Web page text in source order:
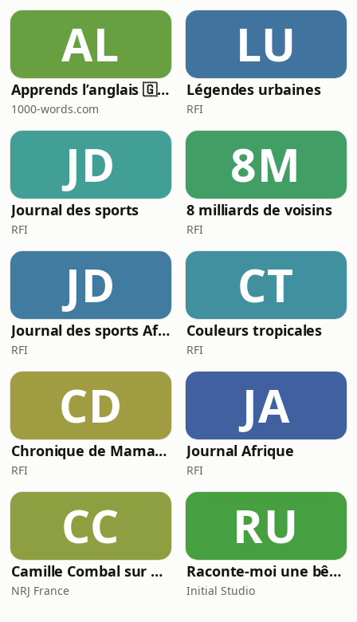
AL
Apprends l’anglais 🇬🇧 pendant ton sommeil 😴 1000 phrases pour débutants | avec 1000-words.com
1000-words.com
LU
Légendes urbaines
RFI
JD
Journal des sports
RFI
8M
8 milliards de voisins
RFI
JD
Journal des sports Afrique
RFI
CT
Couleurs tropicales
RFI
CD
Chronique de Mamane
RFI
JA
Journal Afrique
RFI
CC
Camille Combal sur NRJ
NRJ France
RU
Raconte-moi une bêtise
Initial Studio